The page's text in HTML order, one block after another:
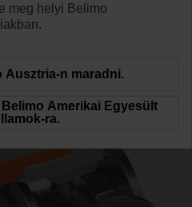
meg helyi Belimo
Ausztria-n maradni.
Amerikai Egyesült
ra.